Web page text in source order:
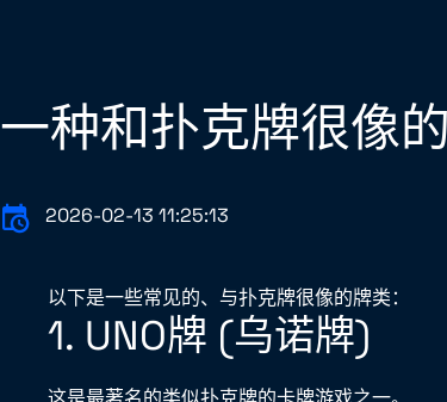
一种和扑克牌很像
2026-02-13 11:25:13
以下是一些常见的、与扑克牌很像的牌类：
1. UNO牌 (乌诺牌)